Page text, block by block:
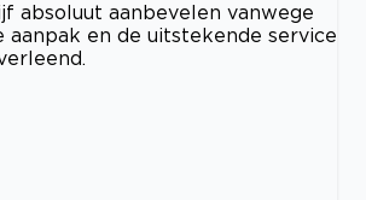
absoluut aanbevelen vanwege
aanpak en de uitstekende service